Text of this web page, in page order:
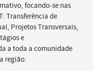
focando-se nas
Transferência de
Projetos Transversais,
e
a toda a comunidade
região.